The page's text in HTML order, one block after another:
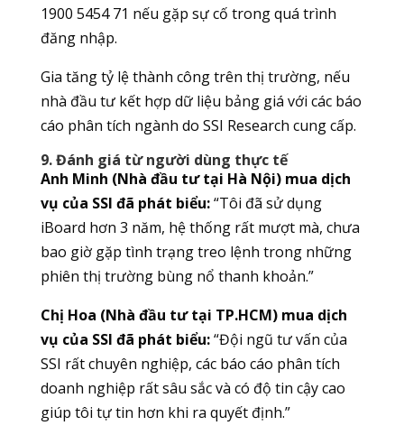
1900 5454 71 nếu gặp sự cố trong quá trình
đăng nhập.
Gia tăng tỷ lệ thành công trên thị trường, nếu
nhà đầu tư kết hợp dữ liệu bảng giá với các báo
cáo phân tích ngành do SSI Research cung cấp.
9. Đánh giá từ người dùng thực tế
Anh Minh (Nhà đầu tư tại Hà Nội) mua dịch
vụ của SSI đã phát biểu:“Tôi đã sử dụng
iBoard hơn 3 năm, hệ thống rất mượt mà, chưa
bao giờ gặp tình trạng treo lệnh trong những
phiên thị trường bùng nổ thanh khoản.”
Chị Hoa (Nhà đầu tư tại TP.HCM) mua dịch
vụ của SSI đã phát biểu:“Đội ngũ tư vấn của
SSI rất chuyên nghiệp, các báo cáo phân tích
doanh nghiệp rất sâu sắc và có độ tin cậy cao
giúp tôi tự tin hơn khi ra quyết định.”